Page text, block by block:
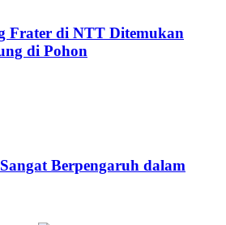
Frater di NTT Ditemukan
di Pohon
Berpengaruh dalam